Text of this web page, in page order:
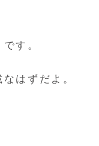
す。
はずだよ。